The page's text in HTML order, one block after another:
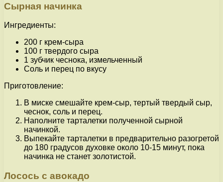
Сырная начинка
Ингредиенты:
200 г крем-сыра
100 г твердого сыра
1 зубчик чеснока, измельченный
Соль и перец по вкусу
Приготовление:
В миске смешайте крем-сыр, тертый твердый сыр,
чеснок, соль и перец.
Наполните тарталетки полученной сырной
начинкой.
Выпекайте тарталетки в предварительно разогретой
до 180 градусов духовке около 10-15 минут, пока
начинка не станет золотистой.
Лосось с авокадо